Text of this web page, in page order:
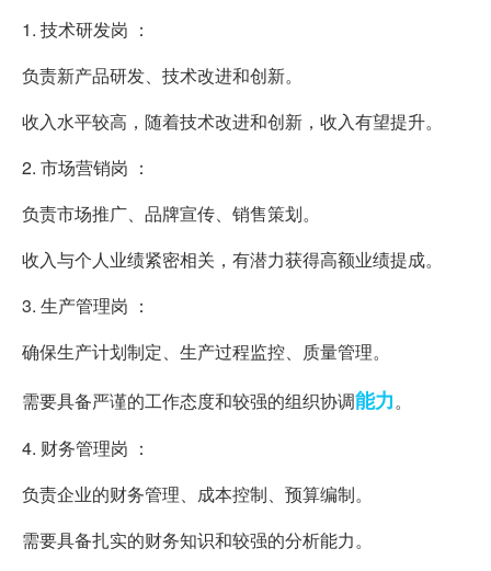
1. 技术研发岗 ：
负责新产品研发、技术改进和创新。
收入水平较高，随着技术改进和创新，收入有望提升。
2. 市场营销岗 ：
负责市场推广、品牌宣传、销售策划。
收入与个人业绩紧密相关，有潜力获得高额业绩提成。
3. 生产管理岗 ：
确保生产计划制定、生产过程监控、质量管理。
需要具备严谨的工作态度和较强的组织协调能力。
4. 财务管理岗 ：
负责企业的财务管理、成本控制、预算编制。
需要具备扎实的财务知识和较强的分析能力。